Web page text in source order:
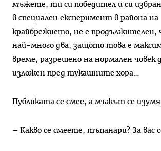
мъжете, ти си победител и си
в специален експеримент в района на
крайбрежието, не е продължителен,
най-много два, защото това е
време, разрешено на нормален човек
изложен пред тукашните хора…
Публиката се смее, а мъжът се
– Какво се смеете, тъпанари? За вас